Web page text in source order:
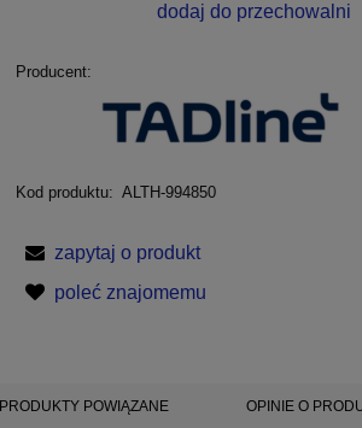
dodaj do przechowalni
Producent:
Kod produktu: ALTH-994850
zapytaj o produkt
poleć znajomemu
PRODUKTY POWIĄZANE OPINIE O